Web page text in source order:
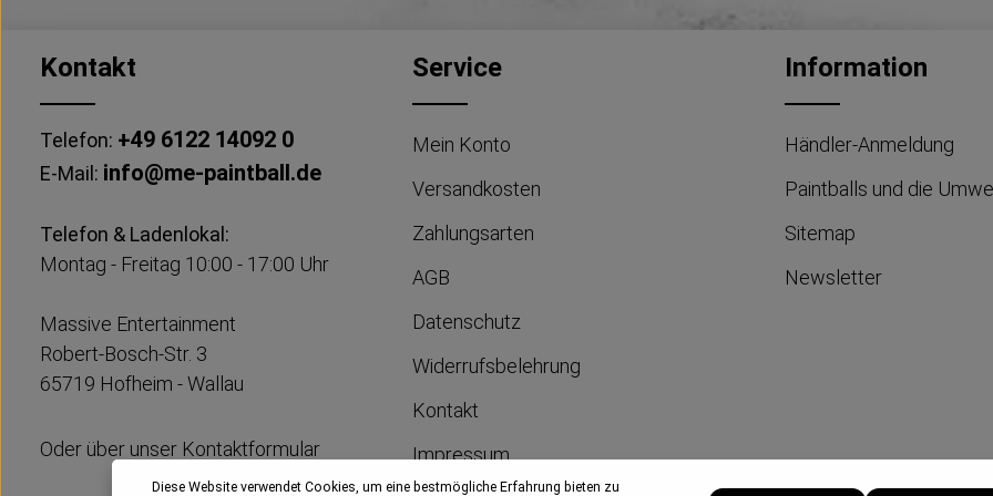
Kontakt
Telefon: +49 6122 14092 0
E-Mail: info@me-paintball.de
Telefon & Ladenlokal:
Montag - Freitag 10:00 - 17:00 Uhr
Massive Entertainment
Robert-Bosch-Str. 3
65719 Hofheim - Wallau
Oder über unser Kontaktformular
Service
Mein Konto
Versandkosten
Zahlungsarten
AGB
Datenschutz
Widerrufsbelehrung
Kontakt
Impressum
Information
Händler-Anmeldung
Paintballs und die
Sitemap
Newsletter
Diese Website verwendet Cookies, um eine bestmögliche Erfahrung bieten zu